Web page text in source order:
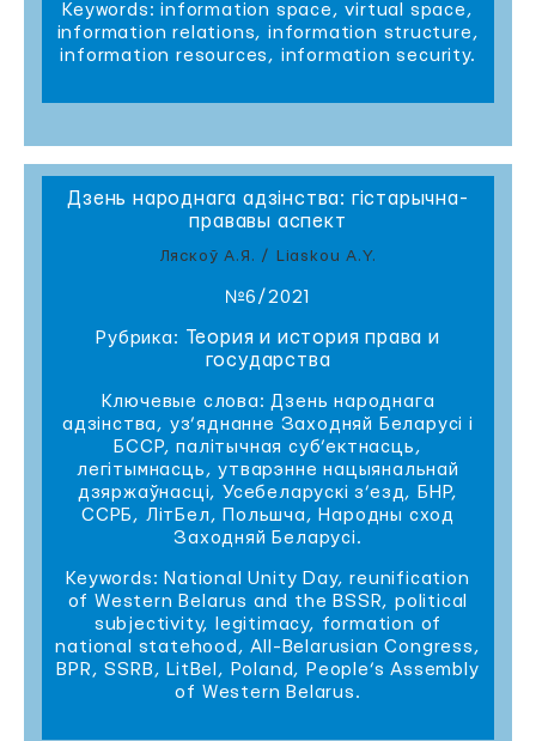
Keywords: information space, virtual space,
information relations, information structure,
information resources, information security.
Дзень народнага адзінства: гістарычна-
прававы аспект
Ляскоў А.Я. / Liaskou A.Y.
№6/2021
Рубрика: Теория и история права и
государства
Ключевые слова: Дзень народнага
адзінства, уз’яднанне Заходняй Беларусі і
БССР, палітычная суб’ектнасць,
легітымнасць, утварэнне нацыянальнай
дзяржаўнасці, Усебеларускі з’езд, БНР,
ССРБ, ЛітБел, Польшча, Народны сход
Заходняй Беларусі.
Keywords: National Unity Day, reunification
of Western Belarus and the BSSR, political
subjectivity, legitimacy, formation of
national statehood, All-Belarusian Congress,
BPR, SSRB, LitBel, Poland, People’s Assembly
of Western Belarus.